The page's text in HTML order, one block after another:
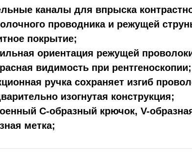
каналы для впрыска
проводника и режущей
покрытие;
ориентация режущей
видимость при рентгеноскопии;
ручка сохраняет изгиб
изогнутая конструкция;
С-образный крючок, V-
метка;